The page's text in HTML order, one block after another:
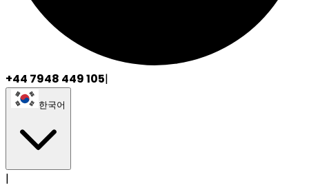
+44 7948 449 105|
한국어
|